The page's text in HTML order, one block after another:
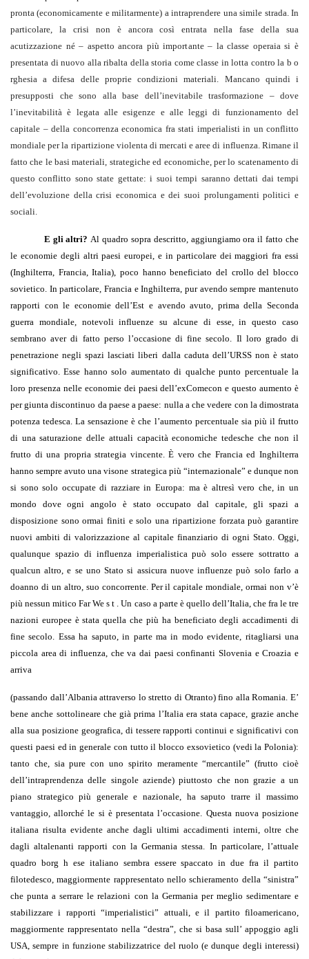
pronta (economicamente e militarmente) a intraprendere una simile strada. In
particolare, la crisi non è ancora così entrata nella fase della sua
acutizzazione né – aspetto ancora più importante – la classe operaia si è
presentata di nuovo alla ribalta della storia come classe in lotta contro la b o
rghesia a difesa delle proprie condizioni materiali. Mancano quindi i
presupposti che sono alla base dell’inevitabile trasformazione – dove
l’inevitabilità è legata alle esigenze e alle leggi di funzionamento del
capitale – della concorrenza economica fra stati imperialisti in un conflitto
mondiale per la ripartizione violenta di mercati e aree di influenza. Rimane il
fatto che le basi materiali, strategiche ed economiche, per lo scatenamento di
questo conflitto sono state gettate: i suoi tempi saranno dettati dai tempi
dell’evoluzione della crisi economica e dei suoi prolungamenti politici e
sociali.
E gli altri?Al quadro sopra descritto, aggiungiamo ora il fatto che
le economie degli altri paesi europei, e in particolare dei maggiori fra essi
(Inghilterra, Francia, Italia), poco hanno beneficiato del crollo del blocco
sovietico. In particolare, Francia e Inghilterra, pur avendo sempre mantenuto
rapporti con le economie dell’Est e avendo avuto, prima della Seconda
guerra mondiale, notevoli influenze su alcune di esse, in questo caso
sembrano aver di fatto perso l’occasione di fine secolo. Il loro grado di
penetrazione negli spazi lasciati liberi dalla caduta dell’URSS non è stato
significativo. Esse hanno solo aumentato di qualche punto percentuale la
loro presenza nelle economie dei paesi dell’exComecon e questo aumento è
per giunta discontinuo da paese a paese: nulla a che vedere con la dimostrata
potenza tedesca. La sensazione è che l’aumento percentuale sia più il frutto
di una saturazione delle attuali capacità economiche tedesche che non il
frutto di una propria strategia vincente. È vero che Francia ed Inghilterra
hanno sempre avuto una visone strategica più “internazionale” e dunque non
si sono solo occupate di razziare in Europa: ma è altresì vero che, in un
mondo dove ogni angolo è stato occupato dal capitale, gli spazi a
disposizione sono ormai finiti e solo una ripartizione forzata può garantire
nuovi ambiti di valorizzazione al capitale finanziario di ogni Stato. Oggi,
qualunque spazio di influenza imperialistica può solo essere sottratto a
qualcun altro, e se uno Stato si assicura nuove influenze può solo farlo a
doanno di un altro, suo concorrente. Per il capitale mondiale, ormai non v’è
più nessun mitico Far We s t . Un caso a parte è quello dell’Italia, che fra le tre
nazioni europee è stata quella che più ha beneficiato degli accadimenti di
fine secolo. Essa ha saputo, in parte ma in modo evidente, ritagliarsi una
piccola area di influenza, che va dai paesi confinanti Slovenia e Croazia e
arriva
(passando dall’Albania attraverso lo stretto di Otranto) fino alla Romania. E’
bene anche sottolineare che già prima l’Italia era stata capace, grazie anche
alla sua posizione geografica, di tessere rapporti continui e significativi con
questi paesi ed in generale con tutto il blocco exsovietico (vedi la Polonia):
tanto che, sia pure con uno spirito meramente “mercantile” (frutto cioè
dell’intraprendenza delle singole aziende) piuttosto che non grazie a un
piano strategico più generale e nazionale, ha saputo trarre il massimo
vantaggio, allorché le si è presentata l’occasione. Questa nuova posizione
italiana risulta evidente anche dagli ultimi accadimenti interni, oltre che
dagli altalenanti rapporti con la Germania stessa. In particolare, l’attuale
quadro borg h ese italiano sembra essere spaccato in due fra il partito
filotedesco, maggiormente rappresentato nello schieramento della “sinistra”
che punta a serrare le relazioni con la Germania per meglio sedimentare e
stabilizzare i rapporti “imperialistici” attuali, e il partito filoamericano,
maggiormente rappresentato nella “destra”, che si basa sull’ appoggio agli
USA, sempre in funzione stabilizzatrice del ruolo (e dunque degli interessi)